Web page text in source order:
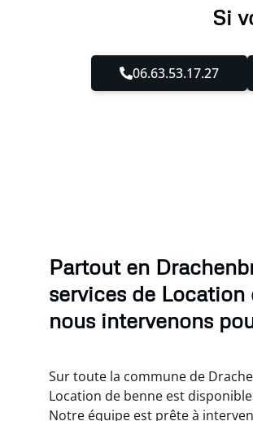
Si
06.63.53.17.27
Partout en
services de
nous intervenons
Sur toute la commune de
Location de benne est
Notre équipe est prête à